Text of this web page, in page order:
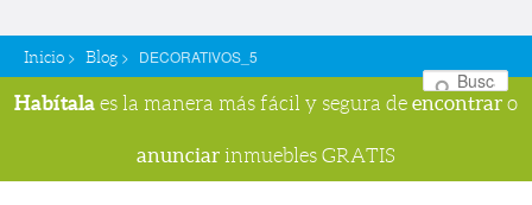
Inicio > Blog > DECORATIVOS_5
Habítala es la manera más fácil y segura de encontrar o
anunciar inmuebles GRATIS